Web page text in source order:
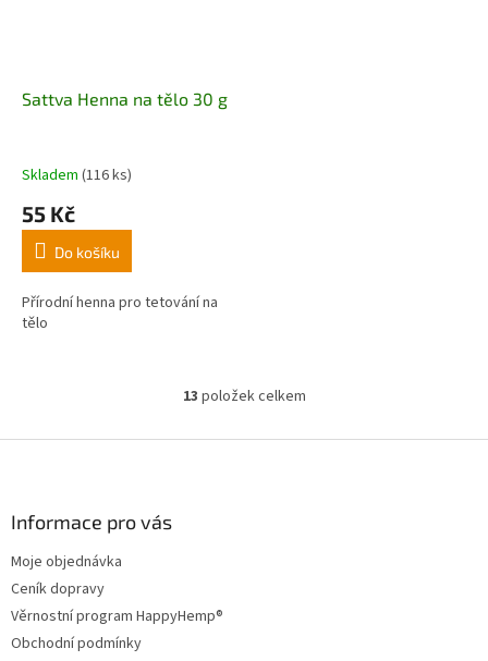
Sattva Henna na tělo 30 g
Skladem (116 ks)
55 Kč
Do košíku
Přírodní henna pro tetování na
tělo
O
l
13 položek celkem
Informace pro vás
Moje objednávka
Ceník dopravy
Věrnostní program HappyHemp®
Obchodní podmínky